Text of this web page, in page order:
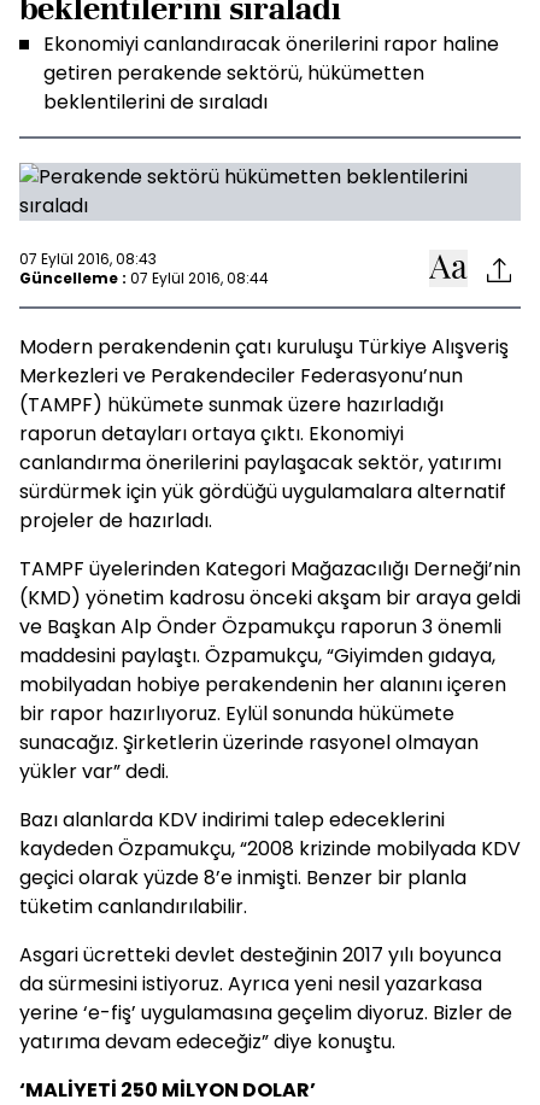
beklentilerini sıraladı
Ekonomiyi canlandıracak önerilerini rapor haline
getiren perakende sektörü, hükümetten
beklentilerini de sıraladı
07 Eylül 2016, 08:43
Güncelleme : 07 Eylül 2016, 08:44
Modern perakendenin çatı kuruluşu Türkiye Alışveriş
Merkezleri ve Perakendeciler Federasyonu’nun
(TAMPF) hükümete sunmak üzere hazırladığı
raporun detayları ortaya çıktı. Ekonomiyi
canlandırma önerilerini paylaşacak sektör, yatırımı
sürdürmek için yük gördüğü uygulamalara alternatif
projeler de hazırladı.
TAMPF üyelerinden Kategori Mağazacılığı Derneği’nin
(KMD) yönetim kadrosu önceki akşam bir araya geldi
ve Başkan Alp Önder Özpamukçu raporun 3 önemli
maddesini paylaştı. Özpamukçu, “Giyimden gıdaya,
mobilyadan hobiye perakendenin her alanını içeren
bir rapor hazırlıyoruz. Eylül sonunda hükümete
sunacağız. Şirketlerin üzerinde rasyonel olmayan
yükler var” dedi.
Bazı alanlarda KDV indirimi talep edeceklerini
kaydeden Özpamukçu, “2008 krizinde mobilyada KDV
geçici olarak yüzde 8’e inmişti. Benzer bir planla
tüketim canlandırılabilir.
Asgari ücretteki devlet desteğinin 2017 yılı boyunca
da sürmesini istiyoruz. Ayrıca yeni nesil yazarkasa
yerine ‘e-fiş’ uygulamasına geçelim diyoruz. Bizler de
yatırıma devam edeceğiz” diye konuştu.
‘MALİYETİ 250 MİLYON DOLAR’